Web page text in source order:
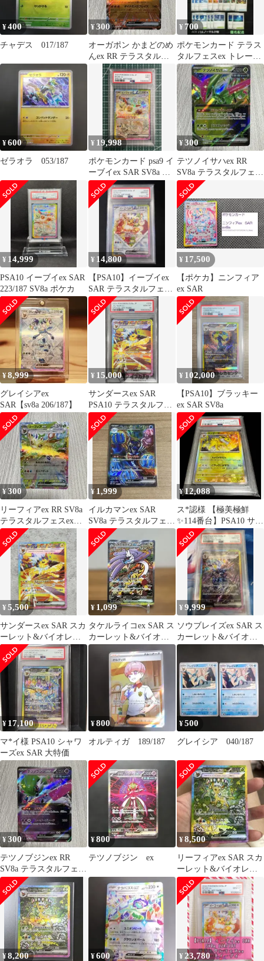
¥400
チャデス 017/187
¥300
オーガポン かまどのめ
んex RR テラスタルフ
ェスex 026 / 187
¥ 700
ポケモンカード テラス
タルフェスex トレーナ
ーズ 32枚 セット
¥600
ゼラオラ 053/187
¥ 19,998
ポケモンカード psa9 イ
ーブイex SAR SV8a テ
ラスタルフェスex
¥300
テツノイサハex RR
SV8a テラスタルフェス
ex 016/187
¥ 14,999
PSA10 イーブイex SAR
223/187 SV8a ポケカ
¥ 14,800
【PSA10】イーブイex
SAR テラスタルフェス
ex 224/187 ポケカ
¥ 17,500
【ポケカ】ニンフィア
ex SAR
¥8,999
グレイシアex
SAR【sv8a 206/187】
¥ 15,000
サンダースex SAR
PSA10 テラスタルフェ
ス SV8a 209/190
¥ 102,000
【PSA10】ブラッキー
ex SAR SV8a
¥300
リーフィアex RR SV8a
テラスタルフェスex
003/187
¥ 1,999
イルカマンex SAR
SV8a テラスタルフェス
ex ポケカ
¥ 12,088
ス*認様 【極美極鮮
✨114番台】PSA10 サン
ダース マスターボール
ミラー
¥5,500
サンダースex SAR スカ
ーレット&バイオレッ
ト ハイクラスパック テ
ラスタ…
¥ 1,099
タケルライコex SAR ス
カーレット&バイオレ
ット ハイクラスパック
テラス…
¥9,999
ソウブレイズex SAR ス
カーレット&バイオレ
ット ハイクラスパック
¥ 17,100
マ*イ様 PSA10 シャワ
ーズex SAR 大特価
¥800
オルティガ 189/187
¥500
グレイシア 040/187
¥300
テツノブジンex RR
SV8a テラスタルフェス
ex 074/187
¥800
テツノブジン ex
¥8,500
リーフィアex SAR スカ
ーレット&バイオレッ
ト ハイクラスパック テ
ラスタ…
¥8,200 ¥600 ¥ 23,780